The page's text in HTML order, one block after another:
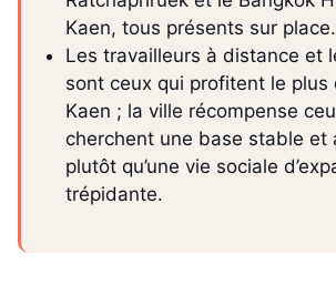
Kaen, tous présents sur place.
Les travailleurs à distance et
sont ceux qui profitent le plus
Kaen ; la ville récompense
cherchent une base stable et
plutôt qu’une vie sociale
trépidante.